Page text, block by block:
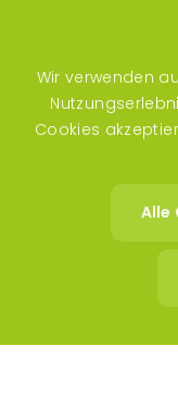
Wir verwenden
Cookies
Alle